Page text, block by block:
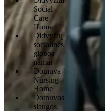
Social
Care
Home
Didvyžių
socialinės
globos
namai
Dotnuva
Nursing
Home
Dotnuvos
slaugos